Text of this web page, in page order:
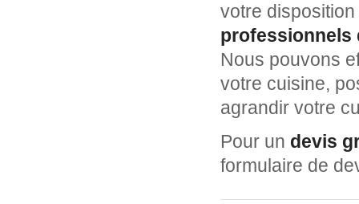
votre
professionnels
Nous pouvons
votre cuisine,
agrandir votre
Pour un devis
formulaire de